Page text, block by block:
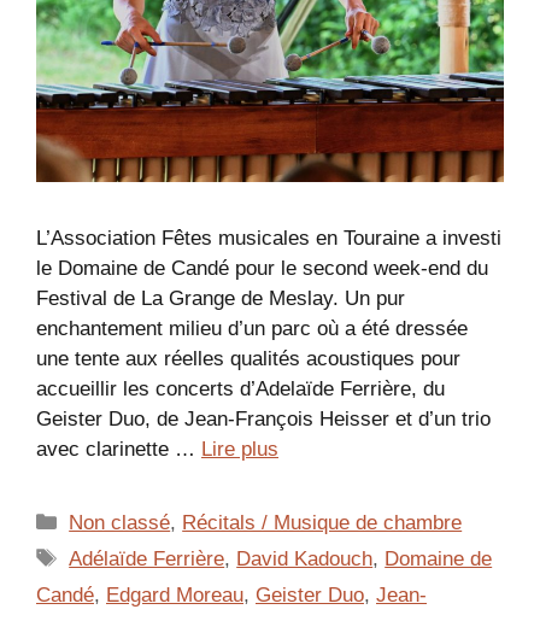
L’Association Fêtes musicales en Touraine a investi
le Domaine de Candé pour le second week-end du
Festival de La Grange de Meslay. Un pur
enchantement milieu d’un parc où a été dressée
une tente aux réelles qualités acoustiques pour
accueillir les concerts d’Adelaïde Ferrière, du
Geister Duo, de Jean-François Heisser et d’un trio
avec clarinette … Lire plus
Catégories
Non classé, Récitals / Musique de chambre
Étiquettes
Adélaïde Ferrière, David Kadouch, Domaine de
Candé, Edgard Moreau, Geister Duo, Jean-